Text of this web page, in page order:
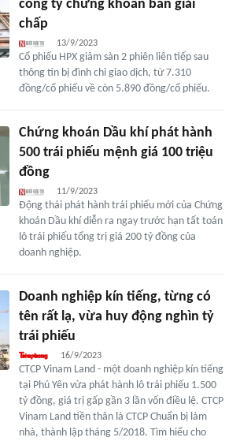
công ty chứng khoán bán giải
chấp
13/9/2023
Cổ phiếu HPX giảm sàn 2 phiên liên tiếp sau
thông tin bị đình chỉ giao dịch, từ 7.310
đồng/cổ phiếu về còn 5.890 đồng/cổ phiếu.
Chứng khoán Dầu khí phát hành
500 trái phiếu mệnh giá 100 triệu
đồng
11/9/2023
Động thái phát hành trái phiếu mới của Chứng
khoán Dầu khí diễn ra ngay trước hạn tất toán
lô trái phiếu tổng trị giá 200 tỷ đồng của
doanh nghiệp.
Doanh nghiệp kín tiếng, từng có
tên rất lạ, vừa huy động nghìn tỷ
trái phiếu
16/9/2023
CTCP Vinam Land - một doanh nghiệp kín tiếng
tại Phú Yên vừa phát hành lô trái phiếu 1.500
tỷ đồng, giá trị gấp gần 3 lần vốn điều lệ. CTCP
Vinam Land tiền thân là CTCP Chuẩn bị làm
nhà, thành lập tháng 5/2018. Tìm hiểu cho